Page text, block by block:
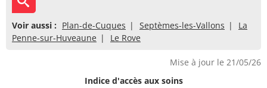
Voir aussi : Plan-de-Cuques Septèmes-les-Vallons
La
Penne-sur-Huveaune
Le Rove
Mise à jour le 21/05/26
Indice d'accès aux soins